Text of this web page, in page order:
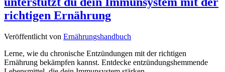
richtigen Ernährung
Veröffentlicht von Ernährungshandbuch
Lerne, wie du chronische Entzündungen mit der richtigen
Ernährung bekämpfen kannst. Entdecke entzündungshemmende